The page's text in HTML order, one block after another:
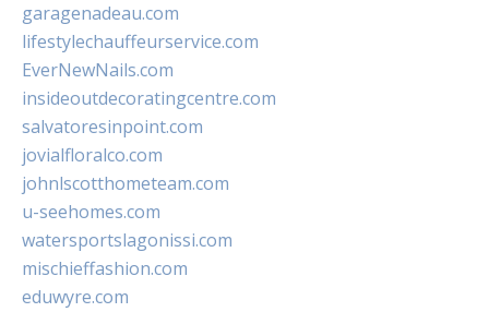
garagenadeau.com
lifestylechauffeurservice.com
EverNewNails.com
insideoutdecoratingcentre.com
salvatoresinpoint.com
jovialfloralco.com
johnlscotthometeam.com
u-seehomes.com
watersportslagonissi.com
mischieffashion.com
eduwyre.com